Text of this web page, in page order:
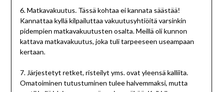
6. Matkavakuutus. Tässä kohtaa ei kannata säästää!
Kannattaa kyllä kilpailuttaa vakuutusyhtiöitä varsinkin
pidempien matkavakuutusten osalta. Meillä oli kunnon
kattava matkavakuutus, joka tuli tarpeeseen useampaan
kertaan.
7. Järjestetyt retket, risteilyt yms. ovat yleensä kalliita.
Omatoiminen tutustuminen tulee halvemmaksi, mutta